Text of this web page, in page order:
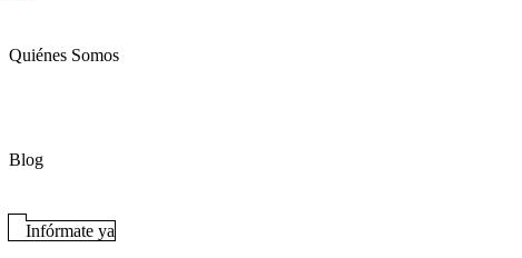
Quiénes Somos
Blog
Infórmate ya